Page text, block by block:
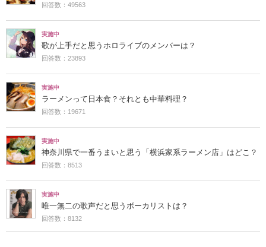
回答数：49563
実施中
歌が上手だと思うホロライブのメンバーは？
回答数：23893
実施中
ラーメンって日本食？それとも中華料理？
回答数：19671
実施中
神奈川県で一番うまいと思う「横浜家系ラーメン店」はどこ？
回答数：8513
実施中
唯一無二の歌声だと思うボーカリストは？
回答数：8132